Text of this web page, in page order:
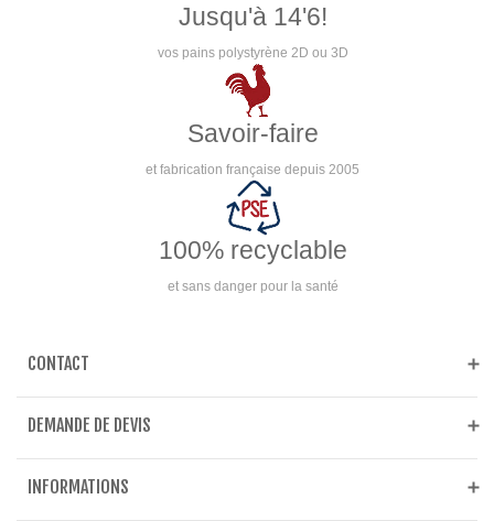
Jusqu'à 14'6!
vos pains polystyrène 2D ou 3D
Savoir-faire
et fabrication française depuis 2005
100% recyclable
et sans danger pour la santé
CONTACT
DEMANDE DE DEVIS
INFORMATIONS